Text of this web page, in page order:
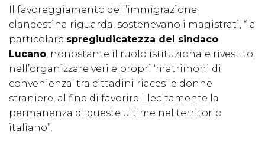
Il favoreggiamento dell’immigrazione
clandestina riguarda, sostenevano i magistrati, “la
particolare spregiudicatezza del sindaco
Lucano, nonostante il ruolo istituzionale rivestito,
nell’organizzare veri e propri ‘matrimoni di
convenienza’ tra cittadini riacesi e donne
straniere, al fine di favorire illecitamente la
permanenza di queste ultime nel territorio
italiano”.